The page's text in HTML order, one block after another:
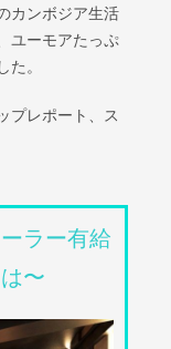
カンボジア生活
ユーモアたっぷ
た。
プレポート、ス
ラー有給
〜